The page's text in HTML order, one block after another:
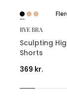
BYE BRA
Sculpting
Shorts
369 kr.